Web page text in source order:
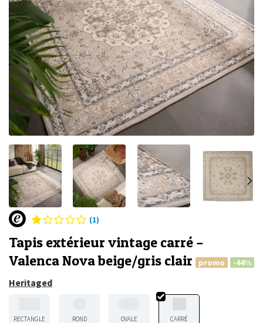
(1)
Tapis extérieur vintage carré –
Valenca Nova beige/gris clair
promo -44%
Heritaged
RECTANGLE ROND OVALE CARRÉ